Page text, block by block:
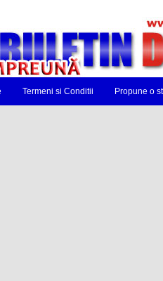
Termeni si Conditii Propune o